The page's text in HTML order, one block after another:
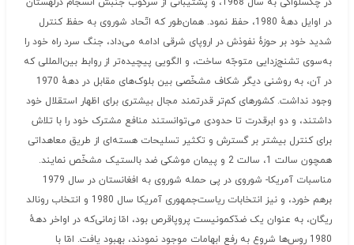
در اوایل دههٔ 1980، حفظ نمود. همان‌طور که اتّحاد شوروی به حفظ کنترل
شدید خود بر حوزهٔ نفوذش در اروپای شرقی ادامه می‌داد، جنگ سرد راه خود را
به‌سوی تشنج‌زدایی متوجّه ساخت، و الگویی پیچیده‌تر از روابط بین‌المللی که
در آن، به روشنی دیگر شکاف مشخّصی بین بلوک‌های مقابل در دههٔ 1970
وجود نداشت. کشورهای کم‌تر قدرتمند مجال بیشتری برای اظهار استقلال خود
داشتند، و دو ابرقدرت تا حدودی می‌توانستند منافع مشترک خود را با تلاش
برای کنترل بیشتر بر گسترش و تکثیر تسلیحات هسته‌ای از طریق معاهداتی
همچون سالت 1، سالت 2 و پیمان موشکی ضد بالستیک مشخّص نمایند.
مناسبات آمریکا- شوروی در پی حمله شوروی به افغانستان در سال 1979
برهم خورد، و نیز انتخابات ریاست‌جمهوری آمریکا سال 1980 و انتخاب رونالد
ریگان، به عنوان یک ضدّکمونیست پروپاقرص بود، امّا زمانی‌که در اواخر دههٔ
1980 روس‌ها شروع به رفع ابهامات موجود نمودند، بهبود یافت. امّا با